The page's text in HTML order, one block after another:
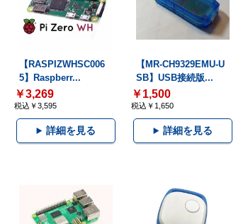
【RASPIZWHSC006
5】Raspberr...
￥3,269
税込￥3,595
詳細を見る
【MR-CH9329EMU-U
SB】USB接続版...
￥1,500
税込￥1,650
詳細を見る